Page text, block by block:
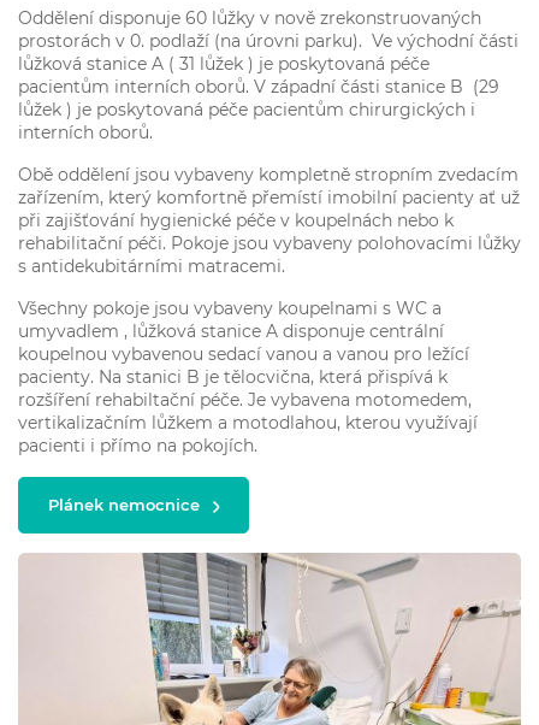
Oddělení disponuje 60 lůžky v nově zrekonstruovaných
prostorách v 0. podlaží (na úrovni parku). Ve východní části
lůžková stanice A ( 31 lůžek ) je poskytovaná péče
pacientům interních oborů. V západní části stanice B (29
lůžek ) je poskytovaná péče pacientům chirurgických i
interních oborů.
Obě oddělení jsou vybaveny kompletně stropním zvedacím
zařízením, který komfortně přemístí imobilní pacienty ať už
při zajišťování hygienické péče v koupelnách nebo k
rehabilitační péči. Pokoje jsou vybaveny polohovacími lůžky
s antidekubitárními matracemi.
Všechny pokoje jsou vybaveny koupelnami s WC a
umyvadlem , lůžková stanice A disponuje centrální
koupelnou vybavenou sedací vanou a vanou pro ležící
pacienty. Na stanici B je tělocvična, která přispívá k
rozšíření rehabiltační péče. Je vybavena motomedem,
vertikalizačním lůžkem a motodlahou, kterou využívají
pacienti i přímo na pokojích.
Plánek nemocnice